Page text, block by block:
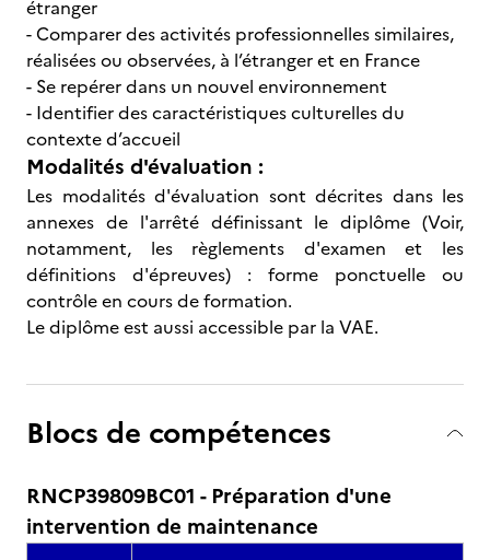
étranger
- Comparer des activités professionnelles similaires,
réalisées ou observées, à l’étranger et en France
- Se repérer dans un nouvel environnement
- Identifier des caractéristiques culturelles du
contexte d’accueil
Modalités d'évaluation :
Les modalités d'évaluation sont décrites dans les
annexes de l'arrêté définissant le diplôme (Voir,
notamment, les règlements d'examen et les
définitions d'épreuves) : forme ponctuelle ou
contrôle en cours de formation.
Le diplôme est aussi accessible par la VAE.
Blocs de compétences
RNCP39809BC01 - Préparation d'une
intervention de maintenance